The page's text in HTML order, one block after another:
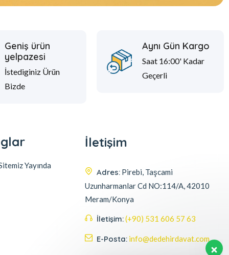
Geniş ürün
yelpazesi
İstediginiz Ürün
Bizde
Aynı Gün Kargo
Saat 16:00' Kadar
Geçerli
Yayında
İletişim
Adres: Pirebi, Taşcami
Uzunharmanlar Cd NO:114/A, 42010
Meram/Konya
İletişim:(+90) 531 606 57 63
E-Posta: info@dedehirdavat.com